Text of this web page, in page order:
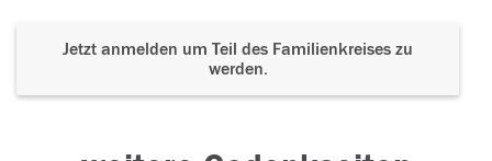
Jetzt anmelden um Teil des Familienkreises zu
werden.